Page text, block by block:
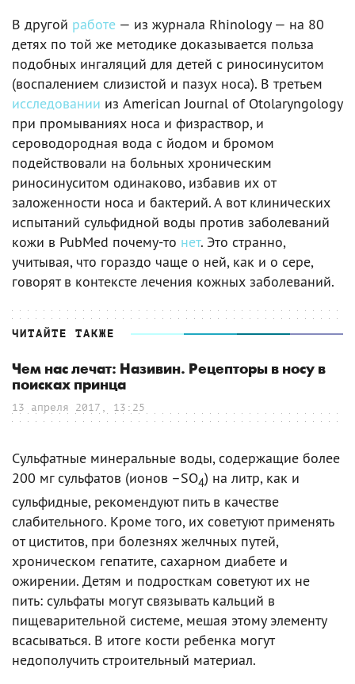
В другой работе — из журнала Rhinology — на 80
детях по той же методике доказывается польза
подобных ингаляций для детей с риносинуситом
(воспалением слизистой и пазух носа). В третьем
исследовании из American Journal of Otolaryngology
при промываниях носа и физраствор, и
сероводородная вода с йодом и бромом
подействовали на больных хроническим
риносинуситом одинаково, избавив их от
заложенности носа и бактерий. А вот клинических
испытаний сульфидной воды против заболеваний
кожи в PubMed почему-то нет. Это странно,
учитывая, что гораздо чаще о ней, как и о сере,
говорят в контексте лечения кожных заболеваний.
ЧИТАЙТЕ ТАКЖЕ
Чем нас лечат: Називин. Рецепторы в носу в
поисках принца
13 апреля 2017, 13:25
Сульфатные минеральные воды, содержащие более
200 мг сульфатов (ионов –SO4) на литр, как и
сульфидные, рекомендуют пить в качестве
слабительного. Кроме того, их советуют применять
от циститов, при болезнях желчных путей,
хроническом гепатите, сахарном диабете и
ожирении. Детям и подросткам советуют их не
пить: сульфаты могут связывать кальций в
пищеварительной системе, мешая этому элементу
всасываться. В итоге кости ребенка могут
недополучить строительный материал.